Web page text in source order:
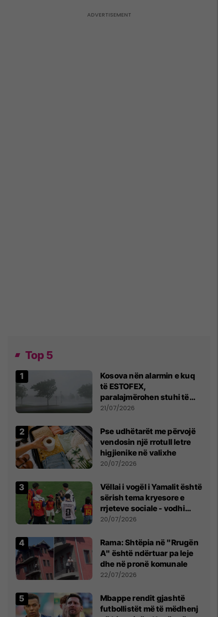
Top 5
Kosova nën alarmin e kuq
të ESTOFEX,
paralajmërohen stuhi të
fuqishme me breshër dhe
21/07/2026
Pse udhëtarët me përvojë
vendosin një rrotull letre
higjienike në valixhe
20/07/2026
Vëllai i vogël i Yamalit është
sërish tema kryesore e
rrjeteve sociale - vodhi
vëmendjen pas finales së
20/07/2026
Rama: Shtëpia në "Rrugën
A" është ndërtuar pa leje
dhe në pronë komunale
22/07/2026
Mbappe rendit gjashtë
futbollistët më të mëdhenj